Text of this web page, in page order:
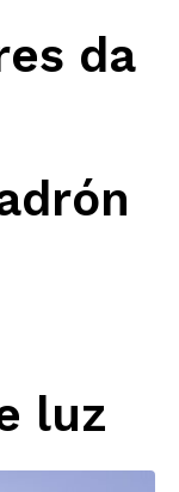
da
luz